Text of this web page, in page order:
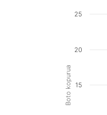
Boto kopurua 15
20
25